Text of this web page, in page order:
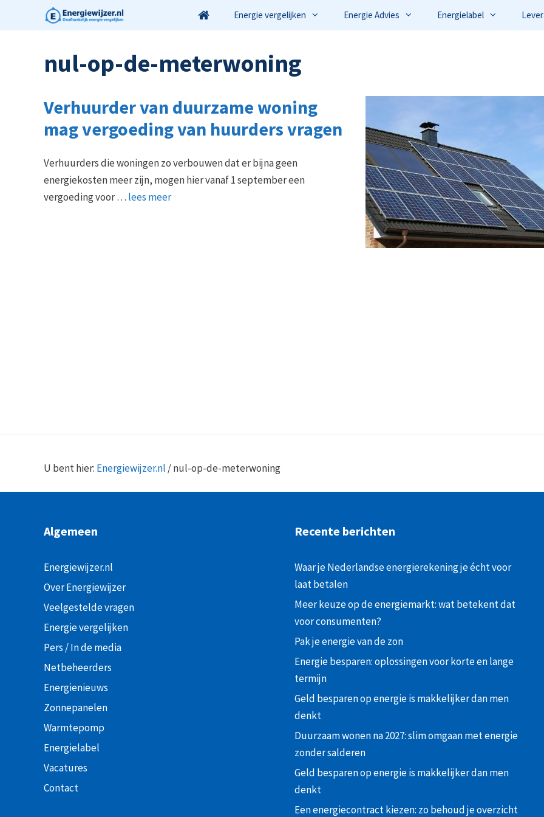
Energie vergelijken Energie Advies Energielabel
nul-op-de-meterwoning
Verhuurder van duurzame woning
mag vergoeding van huurders vragen
Verhuurders die woningen zo verbouwen dat er bijna geen
energiekosten meer zijn, mogen hier vanaf 1 september een
vergoeding voor … lees meer
U bent hier: Energiewijzer.nl /nul-op-de-meterwoning
Algemeen
Energiewijzer.nl
Over Energiewijzer
Veelgestelde vragen
Energie vergelijken
Pers / In de media
Netbeheerders
Energienieuws
Zonnepanelen
Warmtepomp
Energielabel
Vacatures
Contact
Recente berichten
Waar je Nederlandse energierekening je écht voor
laat betalen
Meer keuze op de energiemarkt: wat betekent dat
voor consumenten?
Pak je energie van de zon
Energie besparen: oplossingen voor korte en lange
termijn
Geld besparen op energie is makkelijker dan men
denkt
Duurzaam wonen na 2027: slim omgaan met energie
zonder salderen
Geld besparen op energie is makkelijker dan men
denkt
Een energiecontract kiezen: zo behoud je overzicht